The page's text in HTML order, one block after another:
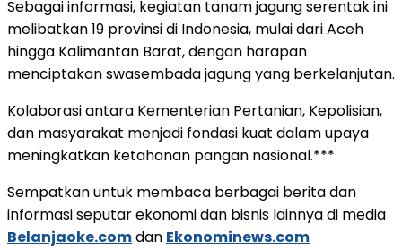
Sebagai informasi, kegiatan tanam jagung serentak ini
melibatkan 19 provinsi di Indonesia, mulai dari Aceh
hingga Kalimantan Barat, dengan harapan
menciptakan swasembada jagung yang berkelanjutan.
Kolaborasi antara Kementerian Pertanian, Kepolisian,
dan masyarakat menjadi fondasi kuat dalam upaya
meningkatkan ketahanan pangan nasional.***
Sempatkan untuk membaca berbagai berita dan
informasi seputar ekonomi dan bisnis lainnya di media
Belanjaoke.comdan Ekonominews.com